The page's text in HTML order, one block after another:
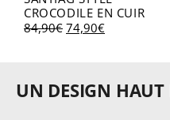
CROCODILE EN CUIR
84,90€ 74,90€
UN DESIGN HAUT